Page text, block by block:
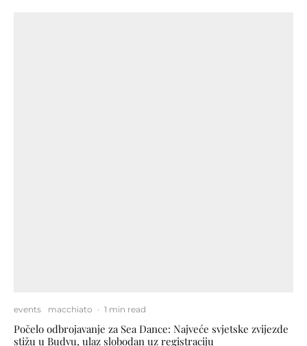
events macchiato · 1 min read
Počelo odbrojavanje za Sea Dance: Najveće svjetske zvijezde
stižu u Budvu, ulaz slobodan uz registraciju